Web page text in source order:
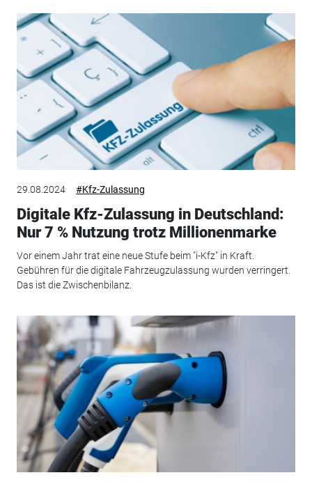
29.08.2024 #Kfz-Zulassung
Digitale Kfz-Zulassung in Deutschland:
Nur 7 % Nutzung trotz Millionenmarke
Vor einem Jahr trat eine neue Stufe beim "i-Kfz" in Kraft.
Gebühren für die digitale Fahrzeugzulassung wurden verringert.
Das ist die Zwischenbilanz.